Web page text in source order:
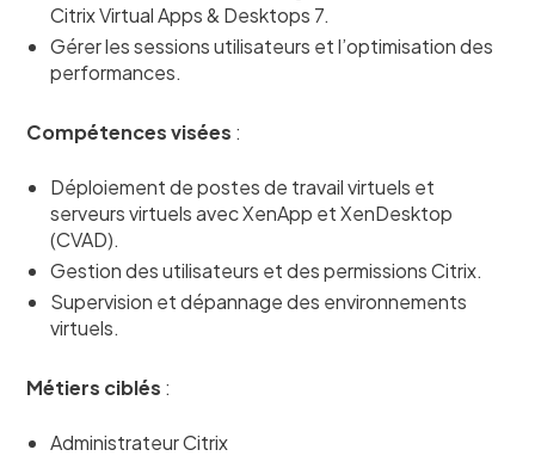
Citrix Virtual Apps & Desktops 7.
Gérer les sessions utilisateurs et l’optimisation des
performances.
Compétences visées :
Déploiement de postes de travail virtuels et
serveurs virtuels avec XenApp et XenDesktop
(CVAD).
Gestion des utilisateurs et des permissions Citrix.
Supervision et dépannage des environnements
virtuels.
Métiers ciblés :
Administrateur Citrix